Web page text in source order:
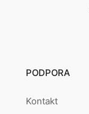
PODPORA
Kontakt